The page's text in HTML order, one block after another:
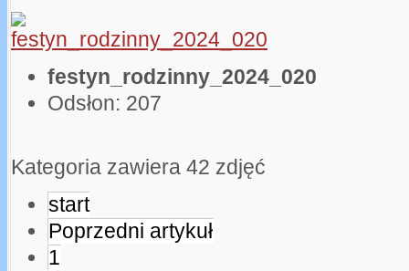
festyn_rodzinny_2024_020
Odsłon: 207
Kategoria zawiera 42 zdjęć
start
Poprzedni artykuł
1